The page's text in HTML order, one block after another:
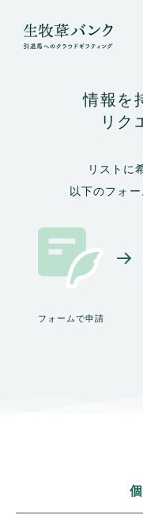
情報を
リク
リストに
以下のフォ
フォームで申請